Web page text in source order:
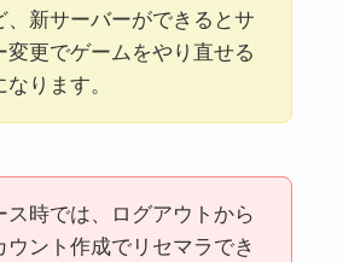
、新サーバーができるとサ
変更でゲームをやり直せる
なります。
ス時では、ログアウトから
ウント作成でリセマラでき